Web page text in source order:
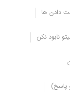
دادن ها
نابود نکن
پاسخ)
این تشک ها را از